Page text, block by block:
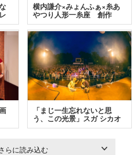
横内謙介×みょんふぁ×糸あ
やつり人形一糸座 創作
人…
「まじ一生忘れないと思
う、この光景」スガ シカオ
と…
らに読み込む